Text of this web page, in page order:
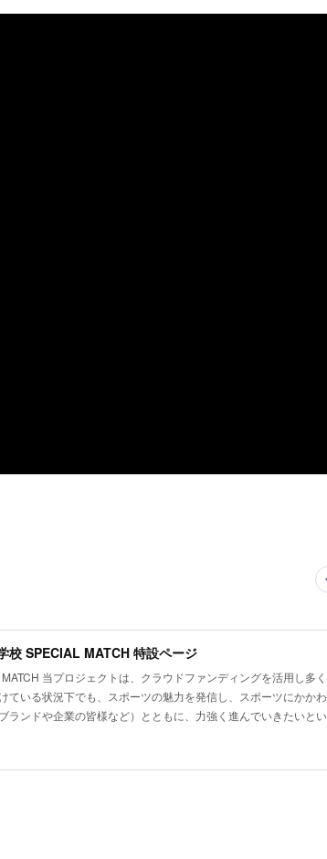
校 SPECIAL MATCH 特設ページ
当プロジェクトは、クラウドファンディングを活用し多
ている状況下でも、スポーツの魅力を発信し、スポーツにかか
ランドや企業の皆様など）とともに、力強く進んでいきたいとい